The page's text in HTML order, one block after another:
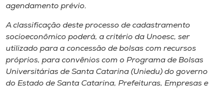
agendamento prévio.
A classificação deste processo de cadastramento
socioeconômico poderá, a critério da Unoesc, ser
utilizado para a concessão de bolsas com recursos
próprios, para convênios com o Programa de Bolsas
Universitárias de Santa Catarina (Uniedu) do governo
do Estado de Santa Catarina, Prefeituras, Empresas e